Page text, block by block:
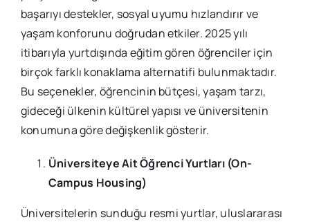
başarıyı destekler, sosyal uyumu hızlandırır ve
yaşam konforunu doğrudan etkiler. 2025 yılı
itibarıyla yurtdışında eğitim gören öğrenciler için
birçok farklı konaklama alternatifi bulunmaktadır.
Bu seçenekler, öğrencinin bütçesi, yaşam tarzı,
gideceği ülkenin kültürel yapısı ve üniversitenin
konumuna göre değişkenlik gösterir.
Üniversiteye Ait Öğrenci Yurtları (On-
Campus Housing)
Üniversitelerin sunduğu resmi yurtlar, uluslararası